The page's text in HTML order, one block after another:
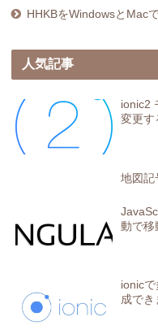
HHKBをWindowsとMac
人気記事
ionic2
変更す
地図記
動で移
ionic
成でき